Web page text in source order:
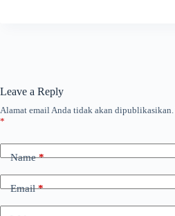
Leave a Reply
Alamat email Anda tidak akan dipublikasikan.
*
Name*
Email*